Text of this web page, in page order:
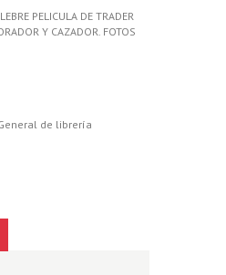
PELICULA DE TRADER
Y CAZADOR. FOTOS
de librería